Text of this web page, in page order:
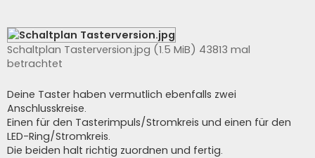
Schaltplan Tasterversion.jpg (1.5 MiB) 43813 mal
betrachtet
Deine Taster haben vermutlich ebenfalls zwei
Anschlusskreise.
Einen für den Tasterimpuls/Stromkreis und einen für den
LED-Ring/Stromkreis.
Die beiden halt richtig zuordnen und fertig.